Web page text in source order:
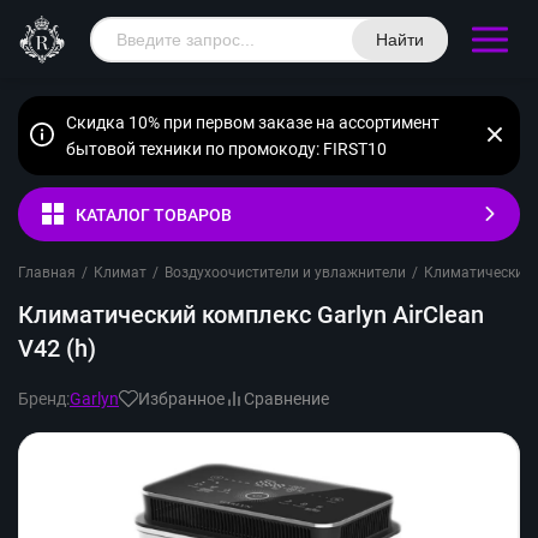
Найти
Скидка 10% при первом заказе на ассортимент
бытовой техники по промокоду: FIRST10
КАТАЛОГ ТОВАРОВ
Главная / Климат / Воздухоочистители и увлажнители / Климатические
Климатический комплекс Garlyn AirClean
V42 (h)
Бренд:Garlyn Избранное Сравнение